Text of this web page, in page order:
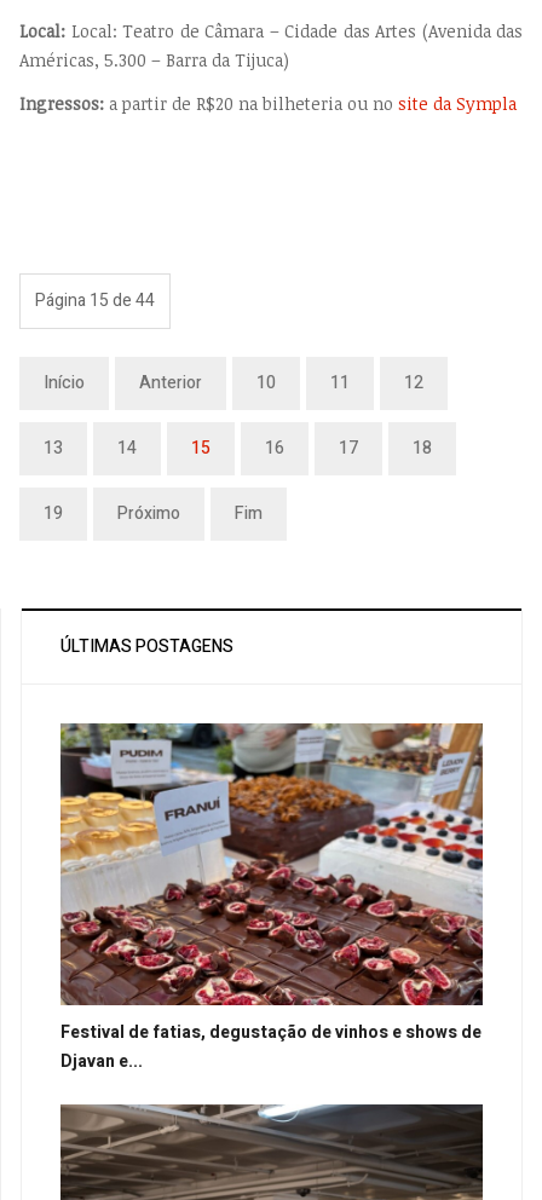
Local: Local: Teatro de Câmara – Cidade das Artes (Avenida das
Américas, 5.300 – Barra da Tijuca)
Ingressos: a partir de R$20 na bilheteria ou no site da Sympla
Página 15 de 44
Início Anterior 10 11 12
13 14 15 16 17 18
19 Próximo Fim
ÚLTIMAS POSTAGENS
Festival de fatias, degustação de vinhos e shows de
Djavan e...